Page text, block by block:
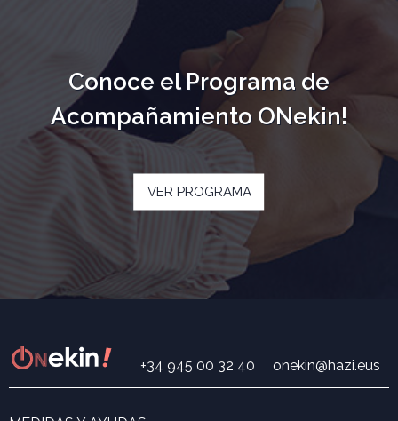
Conoce el Programa de
Acompañamiento ONekin!
VER PROGRAMA
+34 945 00 32 40 onekin@hazi.eus